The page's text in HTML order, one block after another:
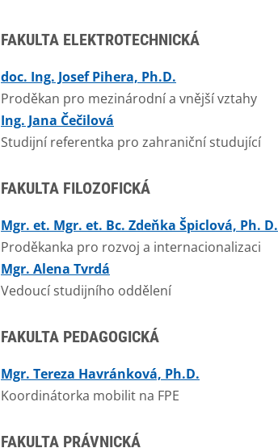
FAKULTA ELEKTROTECHNICKÁ
doc. Ing. Josef Pihera, Ph.D.
Proděkan pro mezinárodní a vnější vztahy
Ing. Jana Čečilová
Studijní referentka pro zahraniční studující
FAKULTA FILOZOFICKÁ
Mgr. et. Mgr. et. Bc. Zdeňka Špiclová, Ph. D.
Proděkanka pro rozvoj a internacionalizaci
Mgr. Alena Tvrdá
Vedoucí studijního oddělení
FAKULTA PEDAGOGICKÁ
Mgr. Tereza Havránková, Ph.D.
Koordinátorka mobilit na FPE
FAKULTA PRÁVNICKÁ